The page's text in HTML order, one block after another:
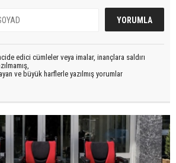
edici cümleler veya imalar, inançlara saldırı
ve büyük harflerle yazılmış yorumlar